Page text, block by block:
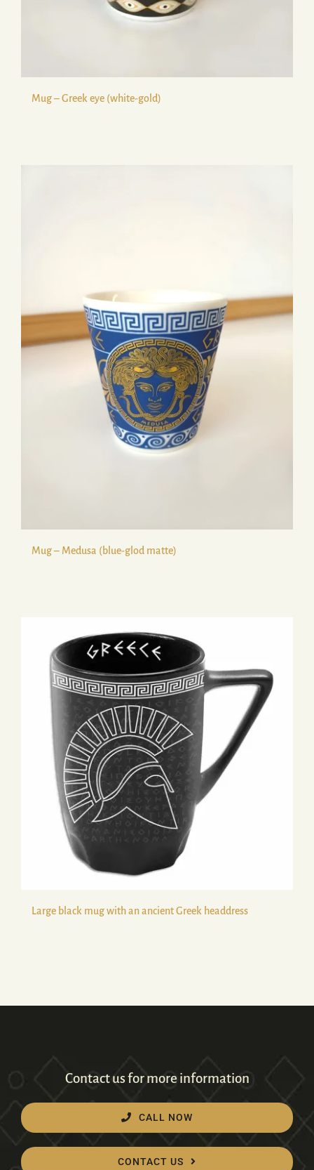
Mug – Greek eye (white-gold)
Mug – Medusa (blue-glod matte)
Large black mug with an ancient Greek headdress
Contact us for more information
CALL NOW
CONTACT US